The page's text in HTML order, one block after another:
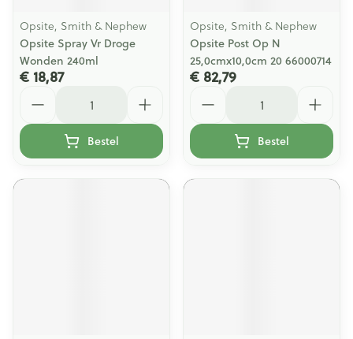
Opsite, Smith & Nephew
Opsite Spray Vr Droge
Wonden 240ml
€ 18,87
Bestel
Opsite, Smith & Nephew
Opsite Post Op N
25,0cmx10,0cm 20 66000714
€ 82,79
Bestel